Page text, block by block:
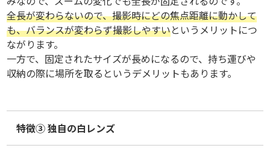
全長が変わらないので、撮影時にどの焦点距離に動かして
も、バランスが変わらず撮影しやすいというメリットにつ
ながります。
一方で、固定されたサイズが長めになるので、持ち運びや
収納の際に場所を取るというデメリットもあります。
特徴③ 独自の白レンズ